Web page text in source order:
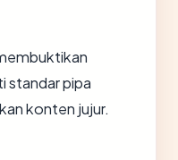
standar pipa
konten jujur.